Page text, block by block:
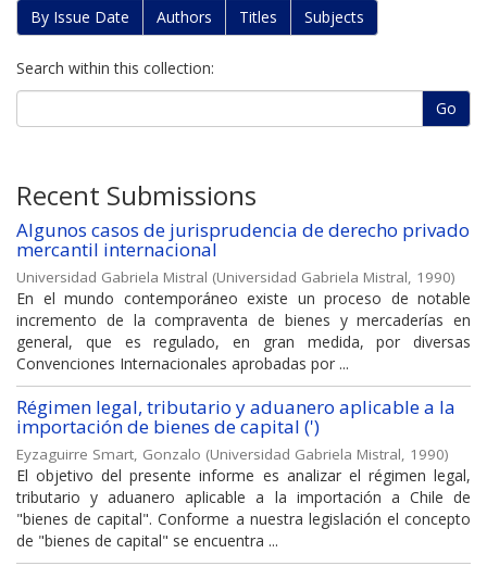
By Issue Date Authors Titles Subjects
Search within this collection:
Go
Recent Submissions
Algunos casos de jurisprudencia de derecho privado
mercantil internacional
Universidad Gabriela Mistral (Universidad Gabriela Mistral, 1990)
En el mundo contemporáneo existe un proceso de notable
incremento de la compraventa de bienes y mercaderías en
general, que es regulado, en gran medida, por diversas
Convenciones Internacionales aprobadas por ...
Régimen legal, tributario y aduanero aplicable a la
importación de bienes de capital (')
Eyzaguirre Smart, Gonzalo (Universidad Gabriela Mistral, 1990)
El objetivo del presente informe es analizar el régimen legal,
tributario y aduanero aplicable a la importación a Chile de
"bienes de capital". Conforme a nuestra legislación el concepto
de "bienes de capital" se encuentra ...